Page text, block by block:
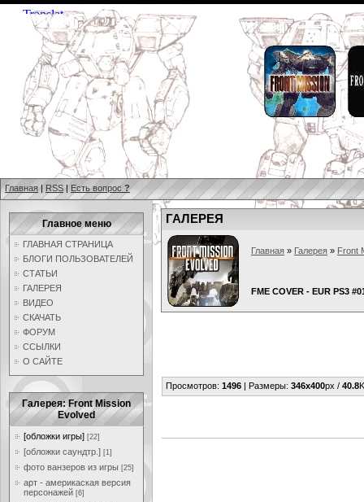
Главная | RSS | Есть вопрос ?
Главное меню
ГЛАВНАЯ СТРАНИЦА
БЛОГИ ПОЛЬЗОВАТЕЛЕЙ
СТАТЬИ
ГАЛЕРЕЯ
ВИДЕО
СКАЧАТЬ
ФОРУМ
ССЫЛКИ
О САЙТЕ
Галерея: Front Mission
Evolved
[обложки игры] [22]
[обложки саундтр.] [1]
фото ванзеров из игры [25]
арт - америкаская версия
персонажей [6]
ГАЛЕРЕЯ
Главная » Галерея » Front
FME COVER - EUR PS3
Просмотров: 1496 | Размеры: 346x400px / 40.8